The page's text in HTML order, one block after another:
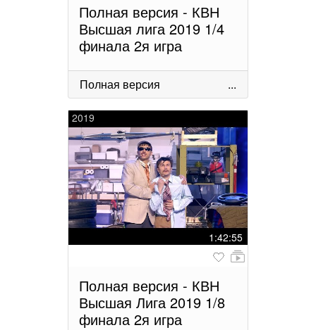
Полная версия - КВН
Высшая лига 2019 1/4
финала 2я игра
Полная версия ...
2019
1:42:55
Полная версия - КВН
Высшая Лига 2019 1/8
финала 2я игра